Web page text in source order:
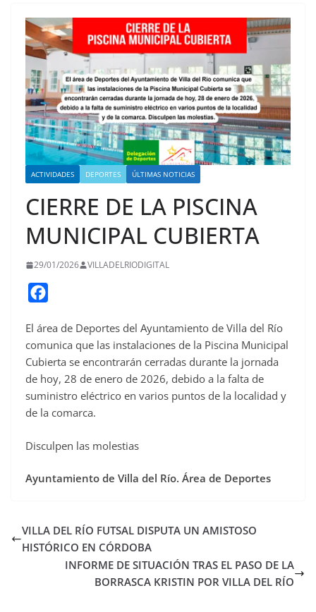
ACTIVIDADES DEPORTES ÚLTIMAS NOTICIAS
CIERRE DE LA PISCINA
MUNICIPAL CUBIERTA
29/01/2026 VILLADELRIODIGITAL
c
e
o
o
El área de Deportes del Ayuntamiento de Villa del Río
comunica que las instalaciones de la Piscina Municipal
Cubierta se encontrarán cerradas durante la jornada
de hoy, 28 de enero de 2026, debido a la falta de
suministro eléctrico en varios puntos de la localidad y
de la comarca.
Disculpen las molestias
Ayuntamiento de Villa del Río. Área de Deportes
VILLA DEL RÍO FUTSAL DISPUTA UN AMISTOSO
HISTÓRICO EN CÓRDOBA
INFORME DE SITUACIÓN TRAS EL PASO DE LA
BORRASCA KRISTIN POR VILLA DEL RÍO